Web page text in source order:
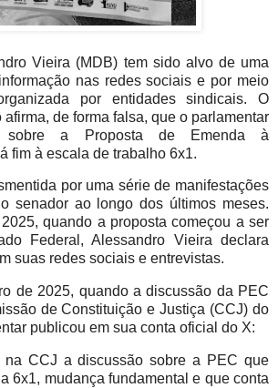
Vieira (MDB) tem sido alvo de uma
nas redes sociais e por meio
por entidades sindicais. O
de forma falsa, que o parlamentar
sobre a Proposta de Emenda à
fim à escala de trabalho 6x1.
por uma série de manifestações
senador ao longo dos últimos meses.
quando a proposta começou a ser
Federal, Alessandro Vieira declara
suas redes sociais e entrevistas.
de 2025, quando a discussão da PEC
de Constituição e Justiça (CCJ) do
publicou em sua conta oficial do X:
na CCJ a discussão sobre a PEC que
6x1, mudança fundamental e que conta